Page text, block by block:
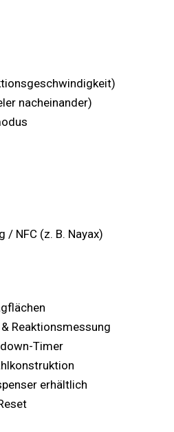
nacheinander)
/ NFC (z. B. Nayax)
Reaktionsmessung
Timer
erhältlich